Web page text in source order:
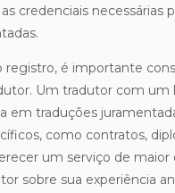
credenciais necessárias
registro, é importante
Um tradutor com um
em traduções
como contratos,
um serviço de maior
sobre sua experiência